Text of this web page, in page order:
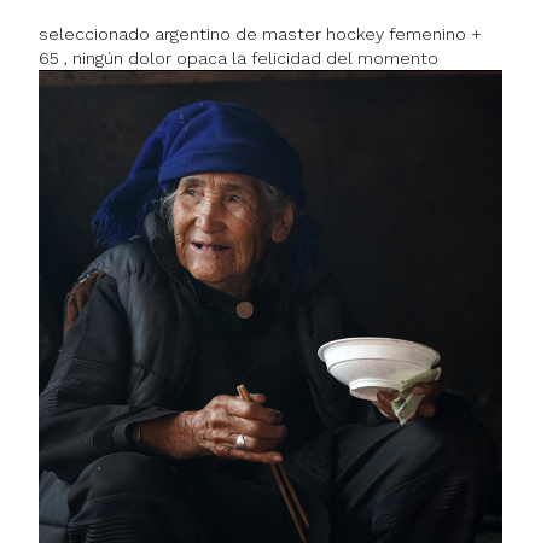
seleccionado argentino de master hockey femenino +
65 , ningún dolor opaca la felicidad del momento